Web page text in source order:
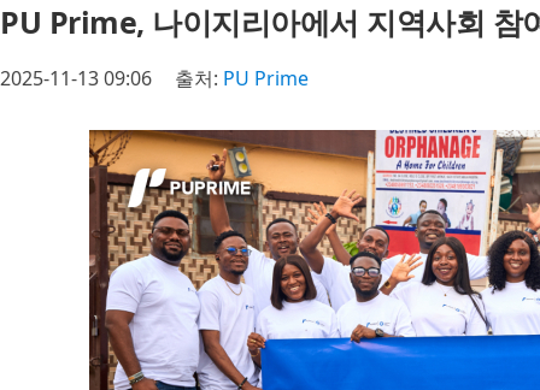
PU Prime, 나이지리아에서 지역사회 참
2025-11-13 09:06 출처: PU Prime